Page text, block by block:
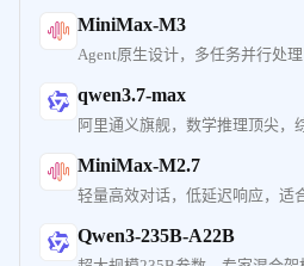
MiniMax-M3
Agent原生设计，多任务并行处
qwen3.7-max
阿里通义旗舰，数学推理顶尖，
MiniMax-M2.7
轻量高效对话，低延迟响应，适
Qwen3-235B-A22B